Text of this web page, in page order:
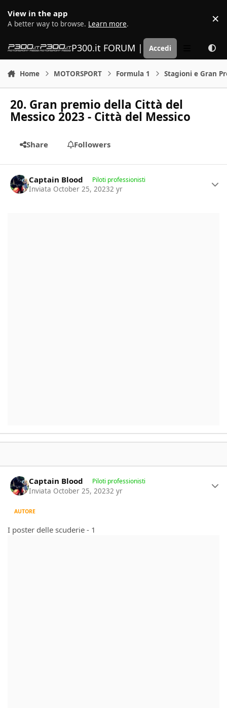
View in the app
A better way to browse. Learn more. ×
P300.it FORUM | Motorsport Media
Accedi
Home MOTORSPORT Formula 1 Stagioni e Gran
20. Gran premio della Città del
Messico 2023 - Città del Messico
Share Followers
Captain Blood Piloti professionisti
Inviata October 25, 20232 yr
Captain Blood Piloti professionisti
Inviata October 25, 20232 yr
AUTORE
I poster delle scuderie - 1